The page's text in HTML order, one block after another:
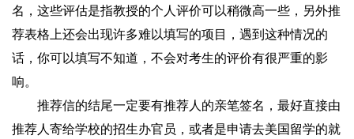
名，这些评估是指教授的个人评价可以稍微高一些，另外推
荐表格上还会出现许多难以填写的项目，遇到这种情况的
话，你可以填写不知道，不会对考生的评价有很严重的影
响。
推荐信的结尾一定要有推荐人的亲笔签名，最好直接由
推荐人寄给学校的招生办官员，或者是申请去美国留学的就